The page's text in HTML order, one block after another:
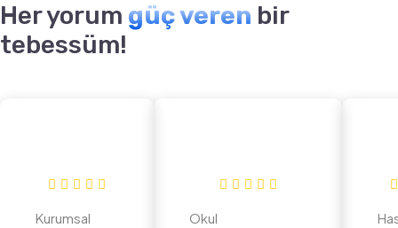
Her yorum güç veren bir
tebessüm!
Kurumsal
Okul